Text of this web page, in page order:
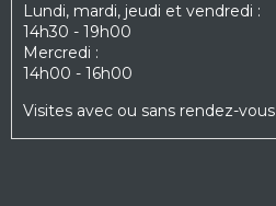
Lundi, mardi, jeudi et vendredi :
14h30 - 19h00
Mercredi :
14h00 - 16h00
Visites avec ou sans rendez-vous